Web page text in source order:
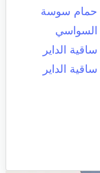
حمام سوسة
السواسي
ساقية الداير
ساقية الداير